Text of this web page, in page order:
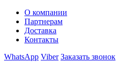
О компании
Партнерам
Доставка
Контакты
WhatsApp Viber Заказать звонок